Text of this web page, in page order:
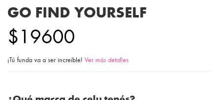
GO FIND YOURSELF
$19600
¡Tú funda va a ser increíble! Ver más detalles